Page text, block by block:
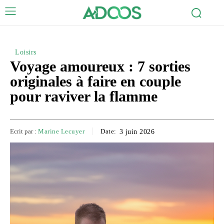
Loisirs
Voyage amoureux : 7 sorties
originales à faire en couple
pour raviver la flamme
Ecrit par : Marine Lecuyer Date: 3 juin 2026